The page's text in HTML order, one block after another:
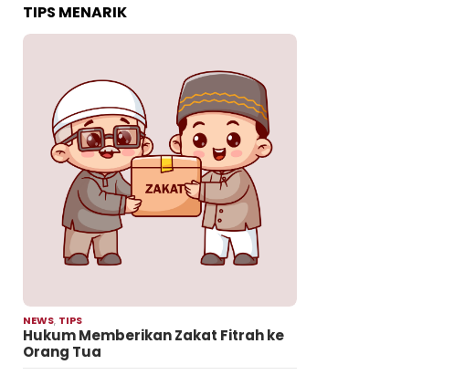
TIPS MENARIK
NEWS, TIPS
Hukum Memberikan Zakat Fitrah ke
Orang Tua